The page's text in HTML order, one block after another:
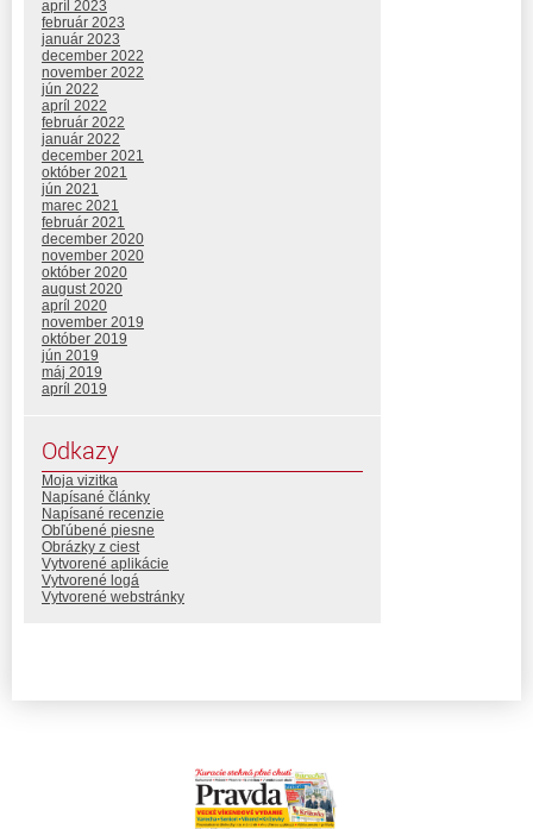
apríl 2023
február 2023
január 2023
december 2022
november 2022
jún 2022
apríl 2022
február 2022
január 2022
december 2021
október 2021
jún 2021
marec 2021
február 2021
december 2020
november 2020
október 2020
august 2020
apríl 2020
november 2019
október 2019
jún 2019
máj 2019
apríl 2019
Odkazy
Moja vizitka
Napísané články
Napísané recenzie
Obľúbené piesne
Obrázky z ciest
Vytvorené aplikácie
Vytvorené logá
Vytvorené webstránky